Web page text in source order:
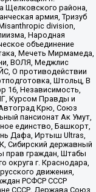
Щелковского района,
армия, Тризуб
division,
Народная
объединение
Мечеть Мирмамеда,
ВОЛЯ, Меджлис
О противодействии
Штольц, В
16, Независимость,
Курсом Правды и
Автоград Крю, Союз
пансионат Ак Умут,
единство, Башкорт,
Дафа, Иртыш Ultras,
Сибирский державный
прав граждан, Штабы
округа г. Краснодара,
движения,
РСФСР СССР
СССР, Держава Союз